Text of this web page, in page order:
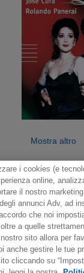
Mostra altro
Notiziario
Impostazioni dei
i cookies (e
online,
il nostro
annunci Adv, ad
che noi
a quelle
sito allora per
anche gestire le tue
cliccando su